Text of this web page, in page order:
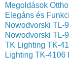
Megoldások
Elegáns és
Nowodvorski TL-
Nowodvorski TL-
TK Lighting TK-
Lighting TK-4106